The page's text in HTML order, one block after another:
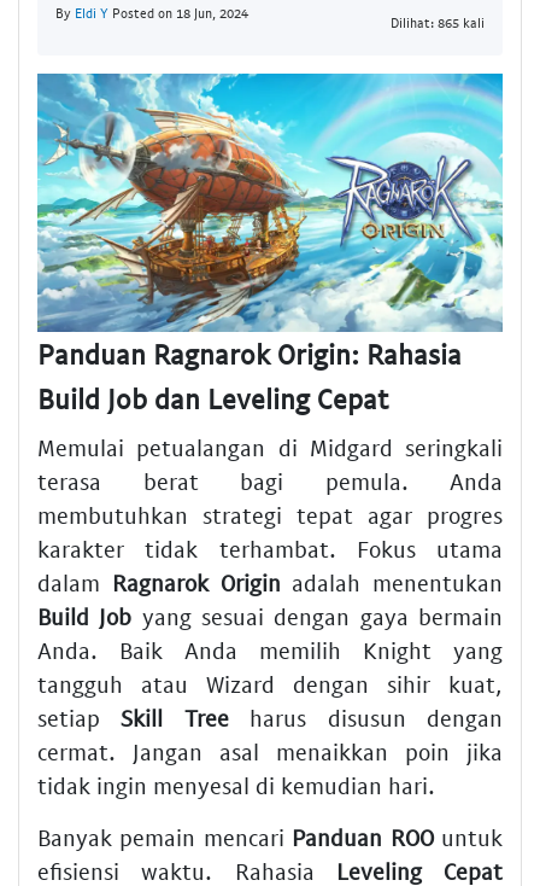
By Eldi Y Posted on 18 Jun, 2024
Dilihat: 865 kali
Panduan Ragnarok Origin: Rahasia
Build Job dan Leveling Cepat
Memulai petualangan di Midgard seringkali
terasa berat bagi pemula. Anda
membutuhkan strategi tepat agar progres
karakter tidak terhambat. Fokus utama
dalam Ragnarok Origin adalah menentukan
Build Job yang sesuai dengan gaya bermain
Anda. Baik Anda memilih Knight yang
tangguh atau Wizard dengan sihir kuat,
setiapSkill Treeharus disusun dengan
cermat. Jangan asal menaikkan poin jika
tidak ingin menyesal di kemudian hari.
Banyak pemain mencari Panduan ROOuntuk
efisiensi waktu. Rahasia Leveling Cepat